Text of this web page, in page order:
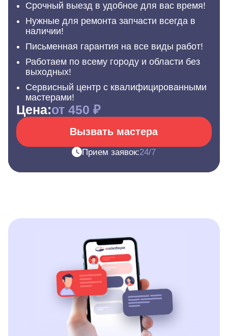
Срочный выезд в удобное для вас время!
Нужные для ремонта запчасти всегда в
наличии!
Письменная гарантия на все виды работ!
Работаем по всему городу и области без
выходных!
Сервисный центр с квалифицированными
мастерами!
Цена:от 450 ₽
Вызвать мастера
Прием заявок:24/7